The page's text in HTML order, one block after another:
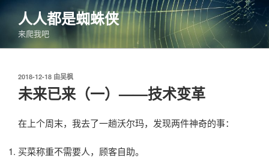
容
人人都是蜘蛛侠
来爬我吧
发
布
于
2018-12-18 由吴枫
未来已来（一）——技术变革
在上个周末，我去了一趟沃尔玛，发现两件神奇的事：
买菜称重不需要人，顾客自助。